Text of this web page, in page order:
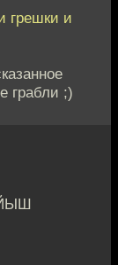
грешки и
грабли ;)